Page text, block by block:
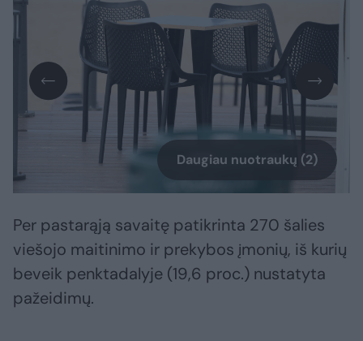
Daugiau nuotraukų (2)
Per pastarąją savaitę patikrinta 270 šalies
viešojo maitinimo ir prekybos įmonių, iš kurių
beveik penktadalyje (19,6 proc.) nustatyta
pažeidimų.